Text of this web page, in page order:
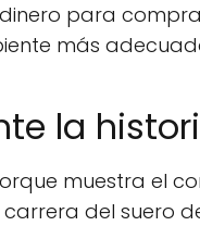
para
más
la
muestra el
del suero